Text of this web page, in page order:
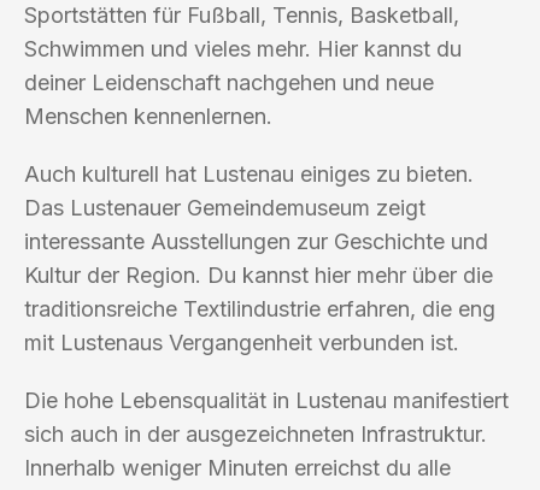
Sportstätten für Fußball, Tennis, Basketball,
Schwimmen und vieles mehr. Hier kannst du
deiner Leidenschaft nachgehen und neue
Menschen kennenlernen.
Auch kulturell hat Lustenau einiges zu bieten.
Das Lustenauer Gemeindemuseum zeigt
interessante Ausstellungen zur Geschichte und
Kultur der Region. Du kannst hier mehr über die
traditionsreiche Textilindustrie erfahren, die eng
mit Lustenaus Vergangenheit verbunden ist.
Die hohe Lebensqualität in Lustenau manifestiert
sich auch in der ausgezeichneten Infrastruktur.
Innerhalb weniger Minuten erreichst du alle